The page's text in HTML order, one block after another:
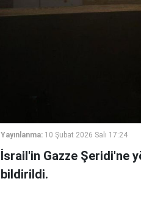
Yayınlanma: 10 Şubat 2026 Salı 17:24
İsrail'in Gazze Şeridi'ne
bildirildi.